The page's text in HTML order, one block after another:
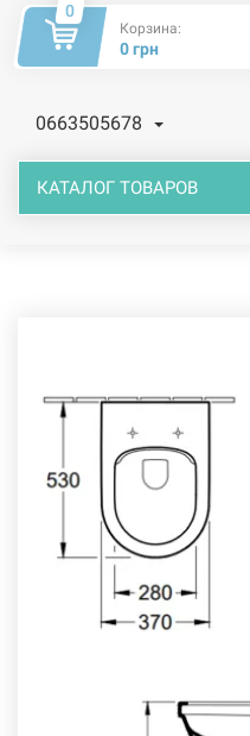
0
Корзина:
0 грн
0663505678
КАТАЛОГ ТОВАРОВ